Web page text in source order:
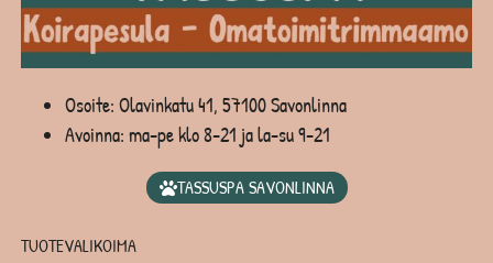
Osoite: Olavinkatu 41, 57100 Savonlinna
Avoinna: ma-pe klo 8-21 ja la-su 9-21
TASSUSPA SAVONLINNA
TUOTEVALIKOIMA